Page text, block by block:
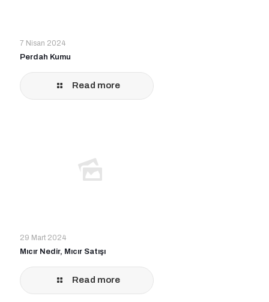
7 Nisan 2024
Perdah Kumu
Read more
29 Mart 2024
Mıcır Nedir, Mıcır Satışı
Read more